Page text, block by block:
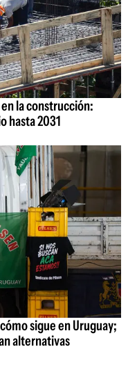
la construcción:
hasta 2031
sigue en Uruguay;
alternativas